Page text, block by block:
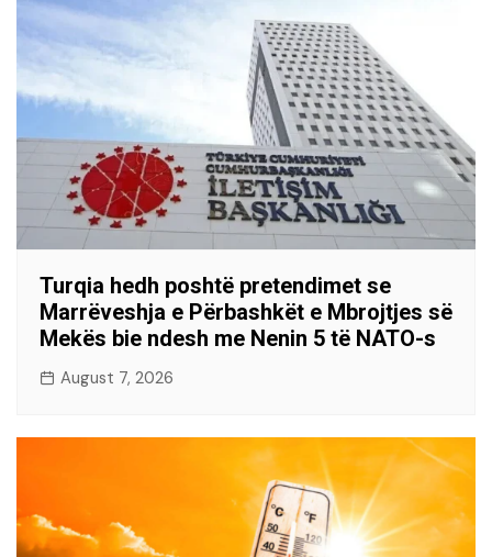
Turqia hedh poshtë pretendimet se
Marrëveshja e Përbashkët e Mbrojtjes së
Mekës bie ndesh me Nenin 5 të NATO-s
August 7, 2026